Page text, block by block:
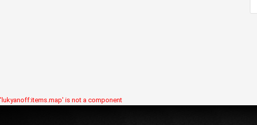
'lukyanoff:items.map' is not a component